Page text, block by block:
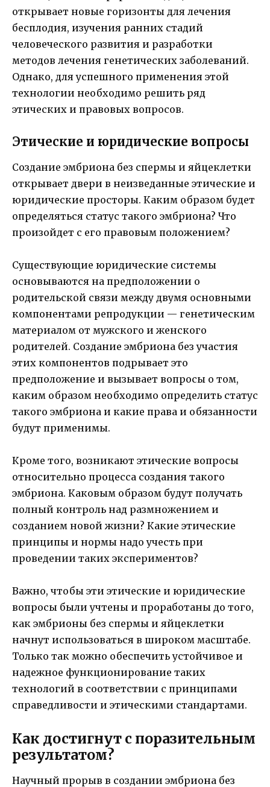
открывает новые горизонты для лечения
бесплодия, изучения ранних стадий
человеческого развития и разработки
методов лечения генетических заболеваний.
Однако, для успешного применения этой
технологии необходимо решить ряд
этических и правовых вопросов.
Этические и юридические вопросы
Создание эмбриона без спермы и яйцеклетки
открывает двери в неизведанные этические и
юридические просторы. Каким образом будет
определяться статус такого эмбриона? Что
произойдет с его правовым положением?
Существующие юридические системы
основываются на предположении о
родительской связи между двумя основными
компонентами репродукции — генетическим
материалом от мужского и женского
родителей. Создание эмбриона без участия
этих компонентов подрывает это
предположение и вызывает вопросы о том,
каким образом необходимо определить статус
такого эмбриона и какие права и обязанности
будут применимы.
Кроме того, возникают этические вопросы
относительно процесса создания такого
эмбриона. Каковым образом будут получать
полный контроль над размножением и
созданием новой жизни? Какие этические
принципы и нормы надо учесть при
проведении таких экспериментов?
Важно, чтобы эти этические и юридические
вопросы были учтены и проработаны до того,
как эмбрионы без спермы и яйцеклетки
начнут использоваться в широком масштабе.
Только так можно обеспечить устойчивое и
надежное функционирование таких
технологий в соответствии с принципами
справедливости и этическими стандартами.
Как достигнут с поразительным
результатом?
Научный прорыв в создании эмбриона без